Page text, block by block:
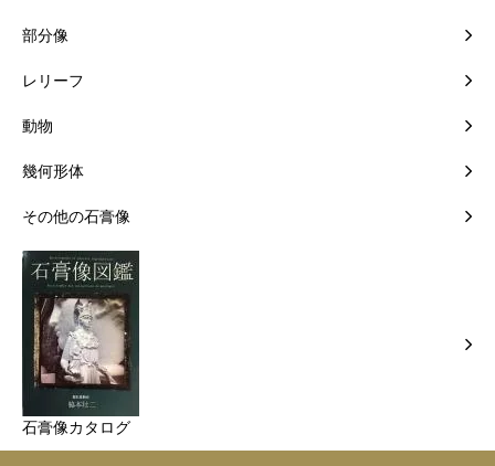
部分像
レリーフ
動物
幾何形体
その他の石膏像
石膏像カタログ